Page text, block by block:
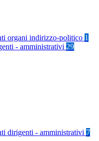
organi indirizzo-politico 1
- amministrativi 29
dirigenti - amministrativi 7